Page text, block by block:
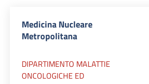
Medicina Nucleare
Metropolitana
DIPARTIMENTO MALATTIE
ONCOLOGICHE ED